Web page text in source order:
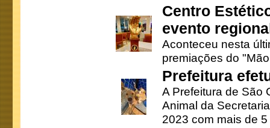
Centro
evento
Aconteceu nesta
premiações do
Prefeitura
A Prefeitura de São
Animal da
2023 com mais de 5